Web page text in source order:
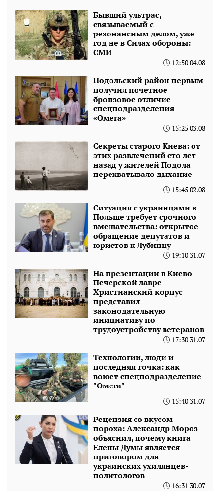
Бывший ультрас,
связываемый с
резонансным делом, уже
год не в Силах обороны:
СМИ
12:50 04.08
Подольский район первым
получил почетное
бронзовое отличие
спецподразделения
«Омега»
15:25 03.08
Секреты старого Киева: от
этих развлечений сто лет
назад у жителей Подола
перехватывало дыхание
15:45 02.08
Ситуация с украинцами в
Польше требует срочного
вмешательства: открытое
обращение депутатов и
юристов к Лубинцу
19:10 31.07
На презентации в Киево-
Печерской лавре
Христианский корпус
представил
законодательную
инициативу по
трудоустройству ветеранов
17:30 31.07
Технологии, люди и
последняя точка: как
воюет спецподразделение
"Омега"
15:40 31.07
Рецензия со вкусом
пороха: Александр Мороз
объяснил, почему книга
Елены Думы является
приговором для
украинских ухилянцев-
политологов
16:31 30.07